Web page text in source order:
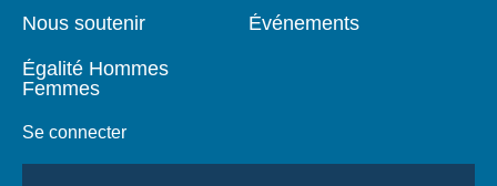
Nous soutenir
Égalité Hommes
Femmes
Se connecter
Événements